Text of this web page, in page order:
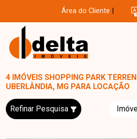
Área do Cliente
4 IMÓVEIS SHOPPING PARK
UBERLÂNDIA, MG PARA LOCAÇÃO
Refinar Pesquisa